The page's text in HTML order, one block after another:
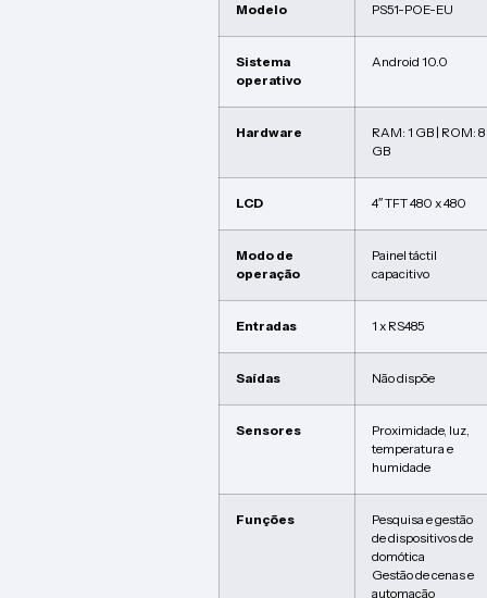
Modelo PS51-POE-EU
Sistema
operativo
Android 10.0
Hardware
RAM: 1 GB | ROM: 8
GB
LCD 4″ TFT 480 x 480
Modo de
operação
Painel táctil
capacitivo
Entradas 1 x RS485
Saídas Não dispõe
Sensores
Proximidade, luz,
temperatura e
humidade
Funções
Pesquisa e gestão
de dispositivos de
domótica
Gestão de cenas e
automação